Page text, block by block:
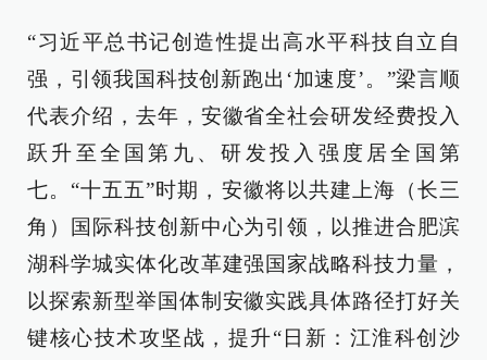
“习近平总书记创造性提出高水平科技自立自
强，引领我国科技创新跑出‘加速度’。”梁言顺
代表介绍，去年，安徽省全社会研发经费投入
跃升至全国第九、研发投入强度居全国第
七。“十五五”时期，安徽将以共建上海（长三
角）国际科技创新中心为引领，以推进合肥滨
湖科学城实体化改革建强国家战略科技力量，
以探索新型举国体制安徽实践具体路径打好关
键核心技术攻坚战，提升“日新：江淮科创沙